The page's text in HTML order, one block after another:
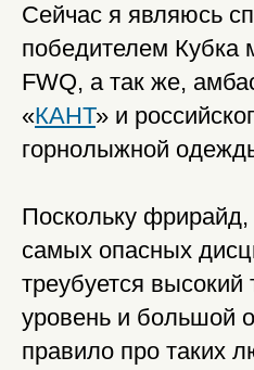
Сейчас я являюсь
победителем Кубка
FWQ, а так же,
«КАНТ» и
горнолыжной
Поскольку фрирайд,
самых опасных
треубуется высокий
уровень и большой
правило про таких